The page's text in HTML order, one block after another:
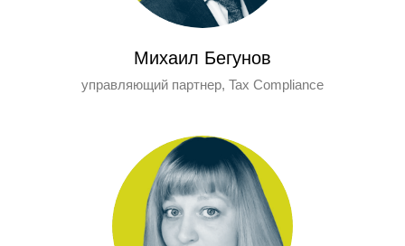
Михаил Бегунов
управляющий партнер, Tax Compliance